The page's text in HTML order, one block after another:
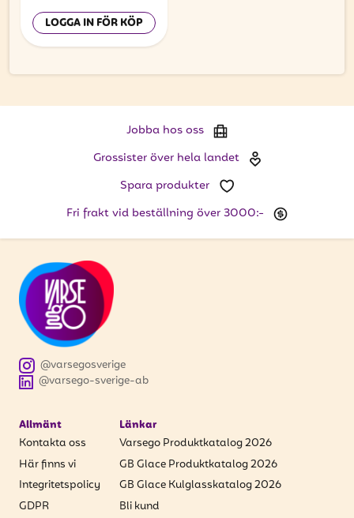
LOGGA IN FÖR KÖP
Jobba hos oss
Grossister över hela landet
Spara produkter
Fri frakt vid beställning över 3000:-
@varsego-sverige-ab
@varsegosverige
Allmänt
Kontakta oss
Här finns vi
Integritetspolicy
GDPR
Länkar
Varsego Produktkatalog 2026
GB Glace Produktkatalog 2026
GB Glace Kulglasskatalog 2026
Bli kund